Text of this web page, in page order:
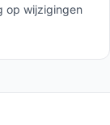
op wijzigingen